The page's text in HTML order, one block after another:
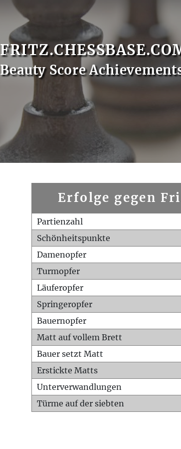
Beauty Score
Erfolge gegen
Partienzahl
Schönheitspunkte
Damenopfer
Turmopfer
Läuferopfer
Springeropfer
Bauernopfer
Matt auf vollem Brett
Bauer setzt Matt
Erstickte Matts
Unterverwandlungen
Türme auf der siebten